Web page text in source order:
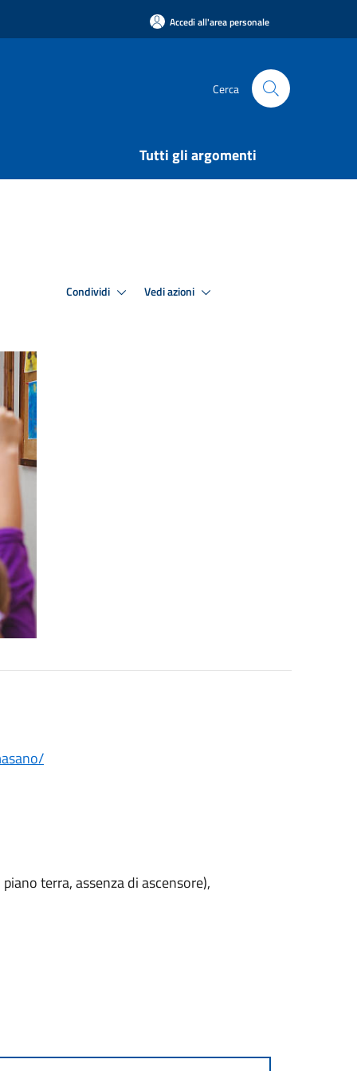
Accedi all'area personale
Cerca
Tutti gli argomenti
Condividi Vedi azioni
terra, assenza di ascensore),